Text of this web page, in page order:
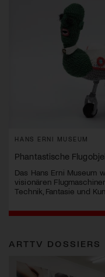
HANS ERNI MUSEUM
Phantastische
Das Hans Erni Museum
visionären
Technik, Fantasie und
ARTTV DOSSIERS